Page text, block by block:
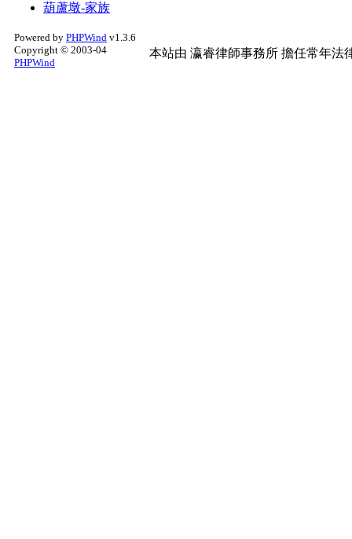
葫蘆墩-家族
Powered by PHPWind v1.3.6
Copyright © 2003-04
PHPWind
本站由 瀛睿律師事務所 擔任常年法